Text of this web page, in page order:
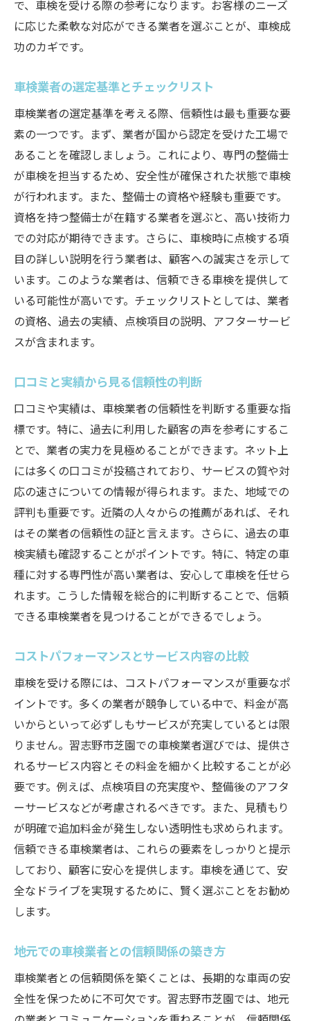
で、車検を受ける際の参考になります。お客様のニーズ
に応じた柔軟な対応ができる業者を選ぶことが、車検成
功のカギです。
車検業者の選定基準とチェックリスト
車検業者の選定基準を考える際、信頼性は最も重要な要
素の一つです。まず、業者が国から認定を受けた工場で
あることを確認しましょう。これにより、専門の整備士
が車検を担当するため、安全性が確保された状態で車検
が行われます。また、整備士の資格や経験も重要です。
資格を持つ整備士が在籍する業者を選ぶと、高い技術力
での対応が期待できます。さらに、車検時に点検する項
目の詳しい説明を行う業者は、顧客への誠実さを示して
います。このような業者は、信頼できる車検を提供して
いる可能性が高いです。チェックリストとしては、業者
の資格、過去の実績、点検項目の説明、アフターサービ
スが含まれます。
口コミと実績から見る信頼性の判断
口コミや実績は、車検業者の信頼性を判断する重要な指
標です。特に、過去に利用した顧客の声を参考にするこ
とで、業者の実力を見極めることができます。ネット上
には多くの口コミが投稿されており、サービスの質や対
応の速さについての情報が得られます。また、地域での
評判も重要です。近隣の人々からの推薦があれば、それ
はその業者の信頼性の証と言えます。さらに、過去の車
検実績も確認することがポイントです。特に、特定の車
種に対する専門性が高い業者は、安心して車検を任せら
れます。こうした情報を総合的に判断することで、信頼
できる車検業者を見つけることができるでしょう。
コストパフォーマンスとサービス内容の比較
車検を受ける際には、コストパフォーマンスが重要なポ
イントです。多くの業者が競争している中で、料金が高
いからといって必ずしもサービスが充実しているとは限
りません。習志野市芝園での車検業者選びでは、提供さ
れるサービス内容とその料金を細かく比較することが必
要です。例えば、点検項目の充実度や、整備後のアフタ
ーサービスなどが考慮されるべきです。また、見積もり
が明確で追加料金が発生しない透明性も求められます。
信頼できる車検業者は、これらの要素をしっかりと提示
しており、顧客に安心を提供します。車検を通じて、安
全なドライブを実現するために、賢く選ぶことをお勧め
します。
地元での車検業者との信頼関係の築き方
車検業者との信頼関係を築くことは、長期的な車両の安
全性を保つために不可欠です。習志野市芝園では、地元